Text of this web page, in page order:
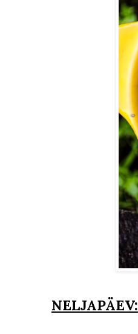
NELJAPÄEV: